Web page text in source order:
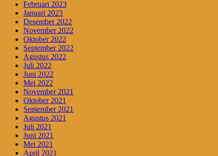
Februari 2023
Januari 2023
Desember 2022
November 2022
Oktober 2022
September 2022
Agustus 2022
Juli 2022
Juni 2022
Mei 2022
November 2021
Oktober 2021
September 2021
Agustus 2021
Juli 2021
Juni 2021
Mei 2021
April 2021